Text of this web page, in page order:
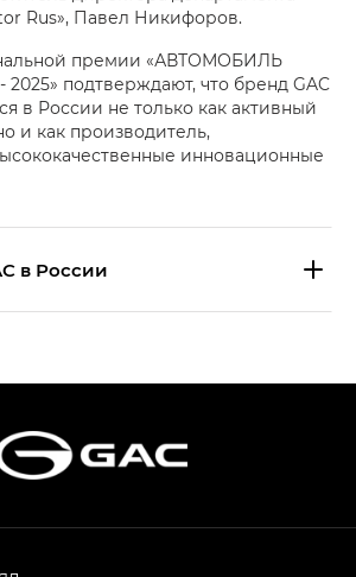
Rus», Павел Никифоров.
премии «АВТОМОБИЛЬ
подтверждают, что бренд GAC
в России не только как активный
и как производитель,
инновационные
в России
— SX PREMIUM
в комплектациях
— SX PREMIUM, Эс Тэ — ST
Экс ПРЕМИУМ — EX PREMIUM